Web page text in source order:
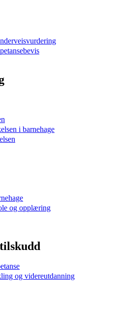
i barnehage
og opplæring
og videreutdanning